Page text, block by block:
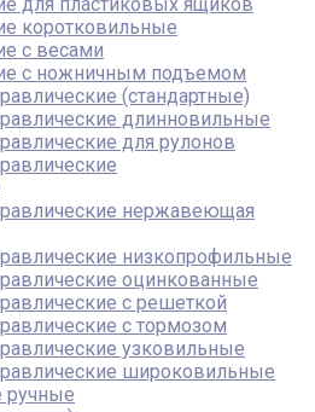
коротковильные
с весами
с ножничным подъемом
(стандартные)
длинновильные
для рулонов
нержавеющая
низкопрофильные
оцинкованные
с решеткой
с тормозом
узковильные
широковильные
ручные